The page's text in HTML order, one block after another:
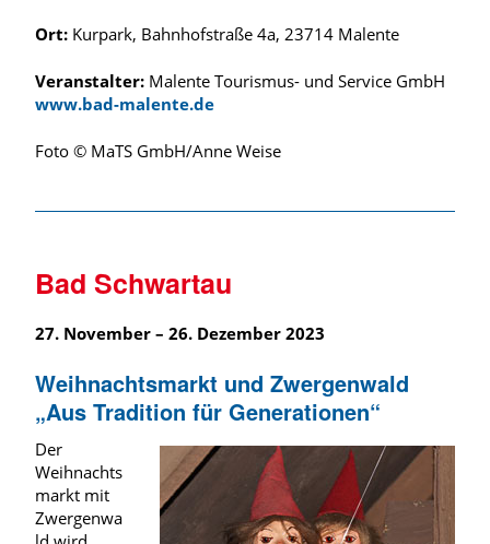
Ort: Kurpark, Bahnhofstraße 4a, 23714 Malente
Veranstalter: Malente Tourismus- und Service GmbH
www.bad-malente.de
Foto © MaTS GmbH/Anne Weise
Bad Schwartau
27. November – 26. Dezember 2023
Weihnachtsmarkt und Zwergenwald
„Aus Tradition für Generationen“
Der
Weihnachts
markt mit
Zwergenwa